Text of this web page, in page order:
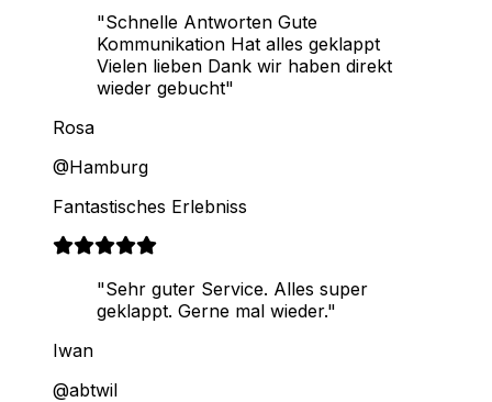
"Schnelle Antworten Gute
Kommunikation Hat alles geklappt
Vielen lieben Dank wir haben direkt
wieder gebucht"
Rosa
@Hamburg
Fantastisches Erlebniss
"Sehr guter Service. Alles super
geklappt. Gerne mal wieder."
Iwan
@abtwil